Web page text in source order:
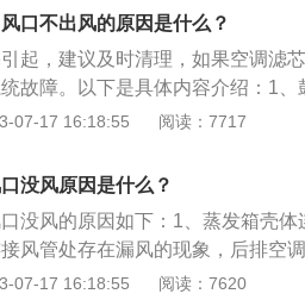
新的空调滤芯完美解决。解决方
气跑得比较多的情况，可以考虑清
机本身因为长时间使用或者失修
量太小。解决方法：如果是这个
能接受需要更换新的鼓风机。
口不出风的原因是什么？
起，建议及时清理，如果空调滤
故障。以下是具体内容介绍：1
要部件，如果在使用过程中，空
车空调开到最大，听一下鼓风机
空调不出风的重要原因也是比较常
空气中的杂质，因此出现了空调
滤芯拆下来，检查一下汽车空调
更换。
07-17 16:18:55 阅读：7717
没风原因是什么？
没风的原因如下：1、蒸发箱壳体
风管处存在漏风的现象，后排空
就导致后排空调出风口风量过小
07-17 16:18:55 阅读：7620